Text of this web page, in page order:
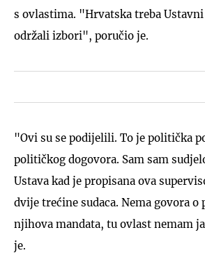
s ovlastima. "Hrvatska treba Ustavni
održali izbori", poručio je.
"Ovi su se podijelili. To je politička
političkog dogovora. Sam sam
Ustava kad je propisana ova
dvije trećine sudaca. Nema govora o
njihova mandata, tu ovlast nemam
je.